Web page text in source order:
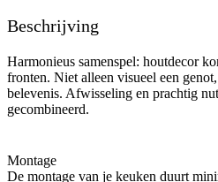
Beschrijving
Harmonieus samenspel: houtdecor
fronten. Niet alleen visueel een
belevenis. Afwisseling en prachtig
gecombineerd.
Montage
De montage van je keuken duurt